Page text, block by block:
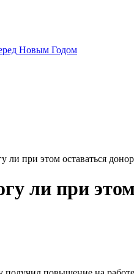
Новым Годом
при этом оставаться
ли при